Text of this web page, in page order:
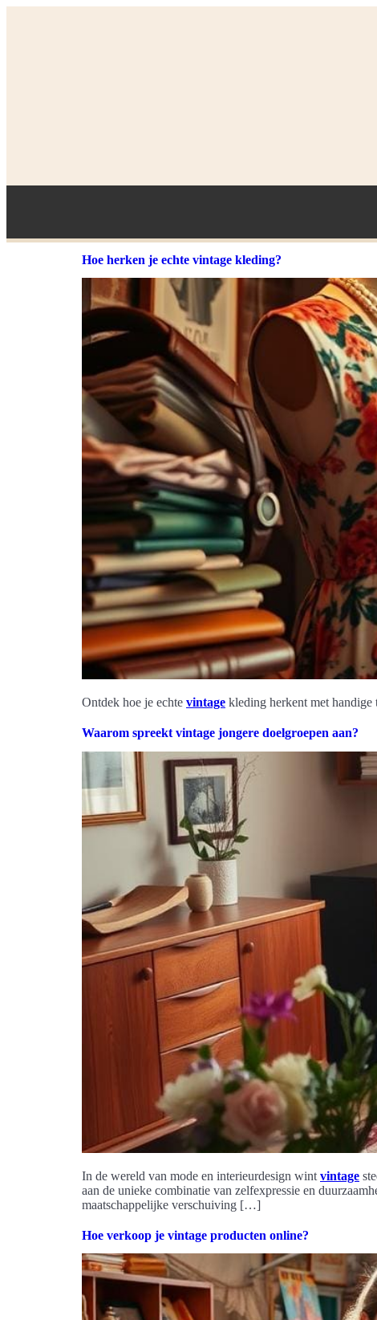
Hoe herken je echte vintage kleding?
Ontdek hoe je echte vintage kleding herkent met handige
Waarom spreekt vintage jongere doelgroepen aan?
In de wereld van mode en interieurdesign wint vintage
aan de unieke combinatie van zelfexpressie en
maatschappelijke verschuiving […]
Hoe verkoop je vintage producten online?